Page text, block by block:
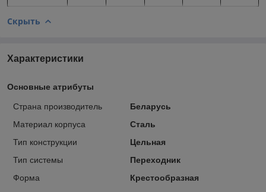
Скрыть
Характеристики
Основные атрибуты
Страна производитель
Беларусь
Материал корпуса
Сталь
Тип конструкции
Цельная
Тип системы
Переходник
Форма
Крестообразная